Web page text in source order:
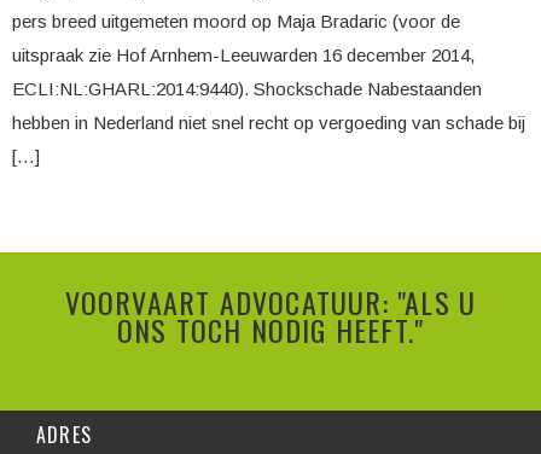
pers breed uitgemeten moord op Maja Bradaric (voor de
uitspraak zie Hof Arnhem-Leeuwarden 16 december 2014,
ECLI:NL:GHARL:2014:9440). Shockschade Nabestaanden
hebben in Nederland niet snel recht op vergoeding van schade bij
[…]
VOORVAART ADVOCATUUR: "ALS U
ONS TOCH NODIG HEEFT."
ADRES